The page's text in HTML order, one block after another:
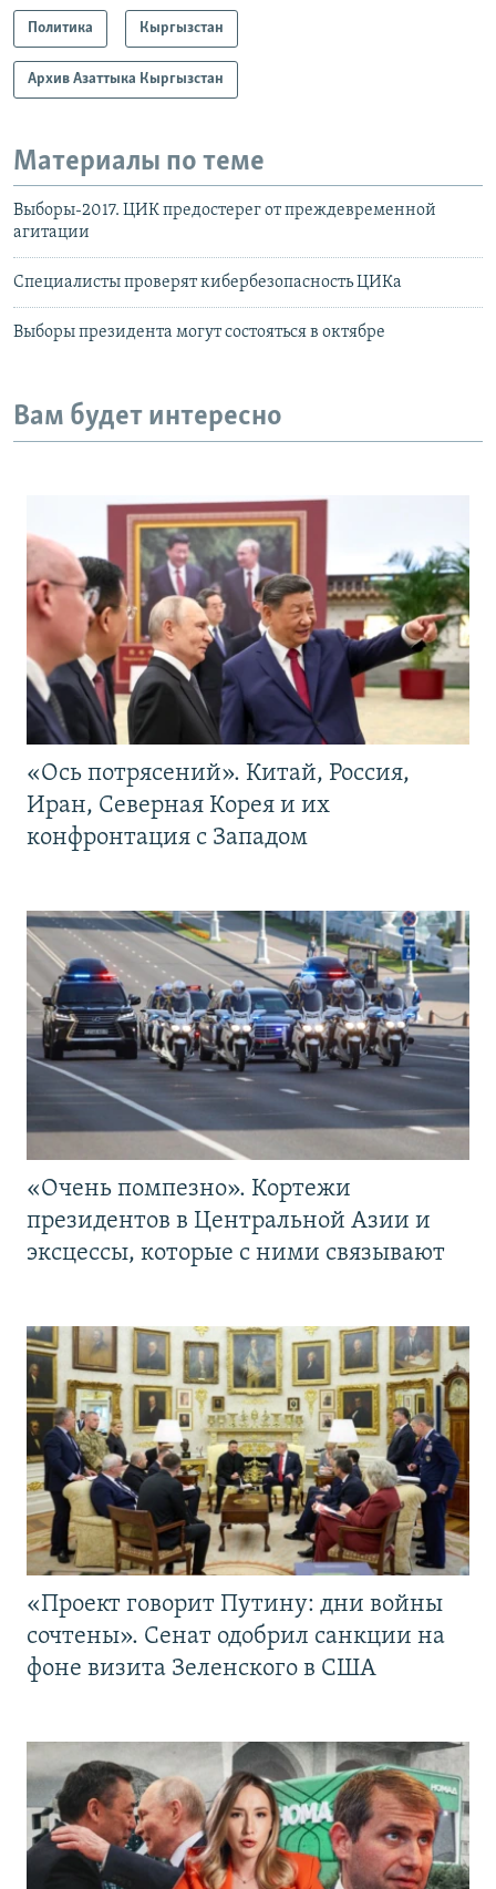
Политика Кыргызстан
Архив Азаттыка Кыргызстан
Материалы по теме
Выборы-2017. ЦИК предостерег от преждевременной
агитации
Специалисты проверят кибербезопасность ЦИКа
Выборы президента могут состояться в октябре
Вам будет интересно
«Ось потрясений». Китай, Россия,
Иран, Северная Корея и их
конфронтация с Западом
«Очень помпезно». Кортежи
президентов в Центральной Азии и
эксцессы, которые с ними связывают
«Проект говорит Путину: дни войны
сочтены». Сенат одобрил санкции на
фоне визита Зеленского в США